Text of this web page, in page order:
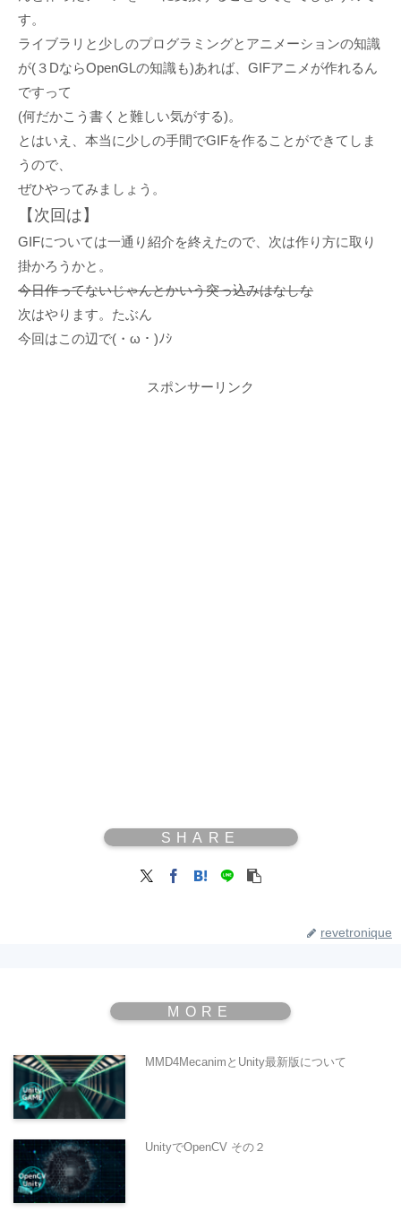
す。
ライブラリと少しのプログラミングとアニメーションの知識
が(３DならOpenGLの知識も)あれば、GIFアニメが作れるん
ですって
(何だかこう書くと難しい気がする)。
とはいえ、本当に少しの手間でGIFを作ることができてしま
うので、
ぜひやってみましょう。
【次回は】
GIFについては一通り紹介を終えたので、次は作り方に取り
掛かろうかと。
今日作ってないじゃんとかいう突っ込みはなしな
次はやります。たぶん
今回はこの辺で(・ω・)ﾉｼ
スポンサーリンク
revetronique
MMD4MecanimとUnity最新版について
UnityでOpenCV その２